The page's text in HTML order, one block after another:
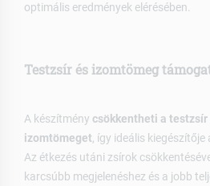
optimális eredmények elérésében.
Testzsír és izomtömeg
A készítmény csökkentheti a testzsír
izomtömeget , így ideális
Az étkezés utáni zsírok
karcsúbb megjelenéshez és a jobb